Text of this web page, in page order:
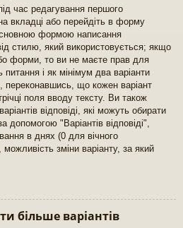
час редагування першого
вкладці або перейдіть в форму
формою написання
стилю, який використовується; якщо
форми, то ви не маєте прав для
і як мінімум два варіанти
переконавшись, що кожен варіант
поля вводу тексту. Ви також
відповіді, які можуть обирати
допомогою "Варіантів відповіді",
в днях (0 для вічного
зміни варіанту, за який
більше варіантів